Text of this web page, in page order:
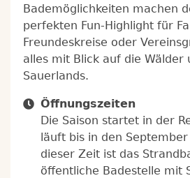
Bademöglichkeiten machen
perfekten Fun-Highlight für
Freundeskreise oder
alles mit Blick auf die Wälder
Sauerlands.
Öffnungszeiten
Die Saison startet in der
läuft bis in den
dieser Zeit ist das
öffentliche Badestelle mit